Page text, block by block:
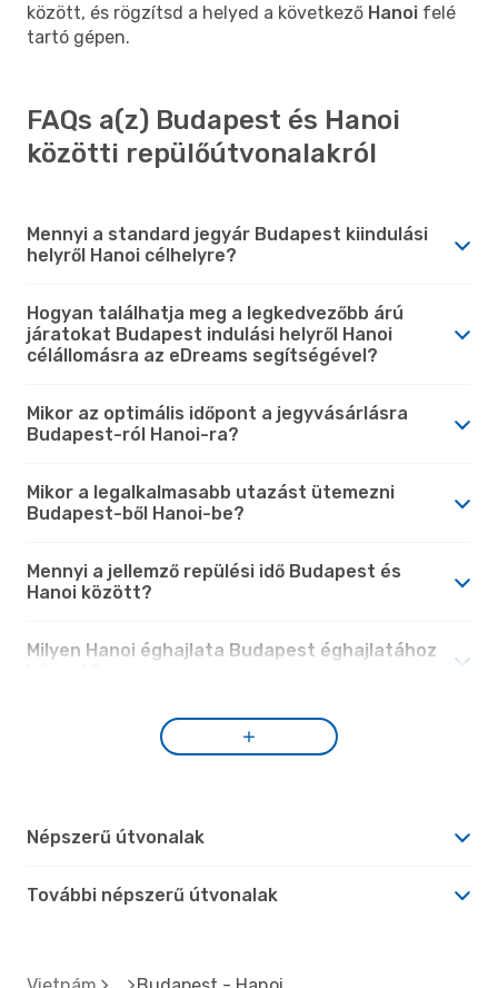
között, és rögzítsd a helyed a következő Hanoi felé
tartó gépen.
FAQs a(z) Budapest és Hanoi
közötti repülőútvonalakról
Mennyi a standard jegyár Budapest kiindulási
helyről Hanoi célhelyre?
Hogyan találhatja meg a legkedvezőbb árú
járatokat Budapest indulási helyről Hanoi
célállomásra az eDreams segítségével?
Mikor az optimális időpont a jegyvásárlásra
Budapest-ról Hanoi-ra?
Mikor a legalkalmasabb utazást ütemezni
Budapest-ből Hanoi-be?
Mennyi a jellemző repülési idő Budapest és
Hanoi között?
Milyen Hanoi éghajlata Budapest éghajlatához
Népszerű útvonalak
További népszerű útvonalak